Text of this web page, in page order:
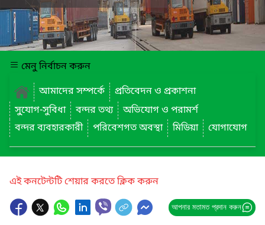
মেনু নির্বাচন করুন
আমাদের সম্পর্কে
প্রতিবেদন ও প্রকাশনা
সু্যোগ-সুবিধা
বন্দর তথ্য
অভিযোগ ও পরামর্শ
বন্দর ব্যবহারকারী
পরিবেশগত অবস্থা মিডিয়া যোগাযোগ
এই কনটেন্টটি শেয়ার করতে ক্লিক করুন
আপনার মতামত প্রদান করুন